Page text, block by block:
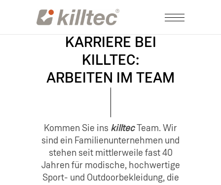
KARRIERE BEI
KILLTEC:
ARBEITEN IM TEAM
Kommen Sie ins killtecTeam. Wir
sind ein Familienunternehmen und
stehen seit mittlerweile fast 40
Jahren für modische, hochwertige
Sport- und Outdoorbekleidung, die